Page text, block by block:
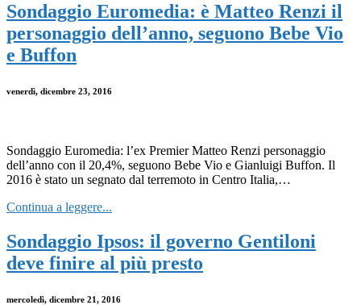
Sondaggio Euromedia: è Matteo Renzi il
personaggio dell’anno, seguono Bebe Vio
e Buffon
venerdì, dicembre 23, 2016
Sondaggio Euromedia: l’ex Premier Matteo Renzi personaggio
dell’anno con il 20,4%, seguono Bebe Vio e Gianluigi Buffon. Il
2016 è stato un segnato dal terremoto in Centro Italia,…
Continua a leggere...
Sondaggio Ipsos: il governo Gentiloni
deve finire al più presto
mercoledì, dicembre 21, 2016